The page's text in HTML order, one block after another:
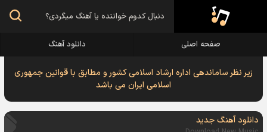
صفحه اصلی دانلود آهنگ
زیر نظر ساماندهی اداره ارشاد اسلامی کشور و مطابق با قوانین جمهوری
اسلامی ایران می باشد
دانلود آهنگ جدید